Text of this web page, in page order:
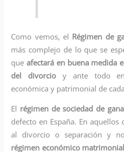
Como vemos, el Régimen de
más complejo de lo que se
que afectará en buena medida
del divorcio y ante todo
económica y patrimonial de
El régimen de sociedad de
defecto en España. En aquellos
al divorcio o separación y
régimen económico matrimonial